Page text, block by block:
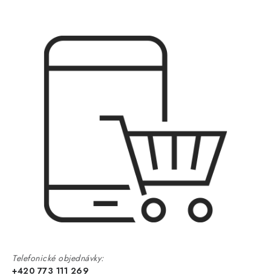
Telefonické objednávky:
+420 773 111 269